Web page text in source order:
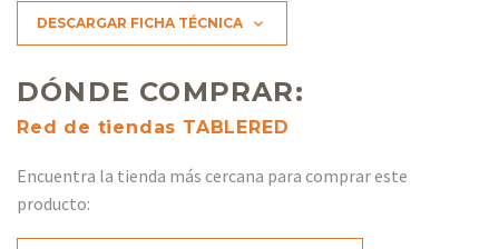
DESCARGAR FICHA TÉCNICA 
DÓNDE COMPRAR:
Red de tiendas TABLERED
Encuentra la tienda más cercana para comprar este
producto: